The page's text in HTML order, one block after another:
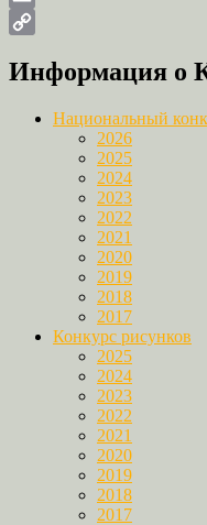
Email
Link
Информация о
Национальный
2026
2025
2024
2023
2022
2021
2020
2019
2018
2017
Конкурс рисунков
2025
2024
2023
2022
2021
2020
2019
2018
2017